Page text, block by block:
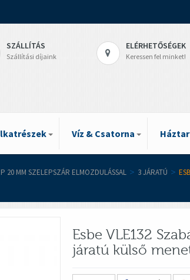
SZÁLLÍTÁS
Szállítási díjaink
ELÉRHETŐSÉGEK
Keressen fel minket!
Víz & Csatorna
20 MM SZELEPSZÁR ELMOZDULÁSSAL > 3 JÁRATÚ >
Esbe VLE132
járatú külső